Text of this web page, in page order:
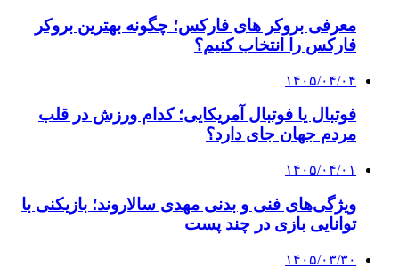
معرفی بروکر های فارکس؛ چگونه بهترین بروکر
فارکس را انتخاب کنیم؟
۱۴۰۵/۰۴/۰۴
فوتبال یا فوتبال آمریکایی؛ کدام ورزش در قلب
مردم جهان جای دارد؟
۱۴۰۵/۰۴/۰۱
ویژگی‌های فنی و بدنی مهدی سالاروند؛ بازیکنی با
توانایی بازی در چند پست
۱۴۰۵/۰۳/۳۰